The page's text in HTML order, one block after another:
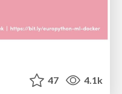
47 4.1k